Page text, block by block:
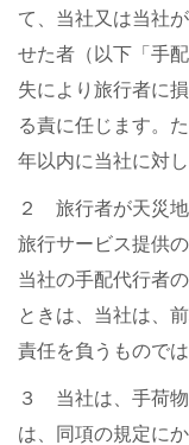
て、当社又は当社
せた者（以下「手
失により旅行者に
る責に任じます。
年以内に当社に対
２ 旅行者が天災
旅行サービス提供
当社の手配代行者
ときは、当社は、
責任を負うものでは
３ 当社は、手荷
は、同項の規定に